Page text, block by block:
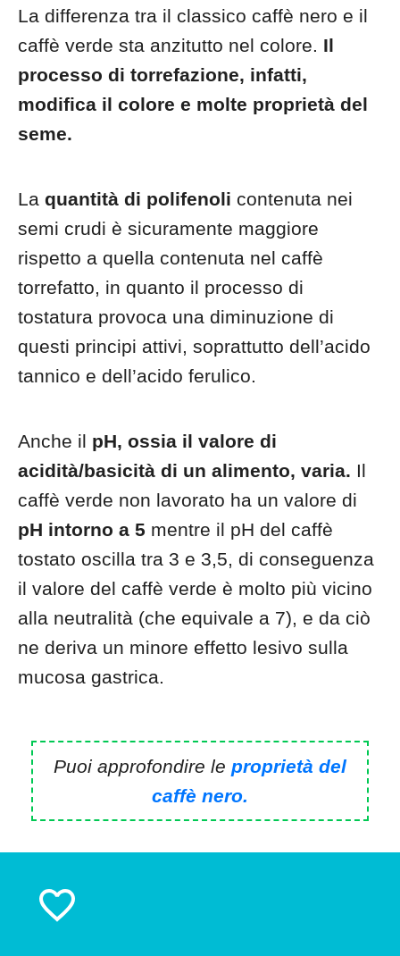
La differenza tra il classico caffè nero e il
caffè verde sta anzitutto nel colore. Il
processo di torrefazione, infatti,
modifica il colore e molte proprietà del
seme.
La quantità di polifenoli contenuta nei
semi crudi è sicuramente maggiore
rispetto a quella contenuta nel caffè
torrefatto, in quanto il processo di
tostatura provoca una diminuzione di
questi principi attivi, soprattutto dell’acido
tannico e dell’acido ferulico.
Anche il pH, ossia il valore di
acidità/basicità di un alimento, varia. Il
caffè verde non lavorato ha un valore di
pH intorno a 5 mentre il pH del caffè
tostato oscilla tra 3 e 3,5, di conseguenza
il valore del caffè verde è molto più vicino
alla neutralità (che equivale a 7), e da ciò
ne deriva un minore effetto lesivo sulla
mucosa gastrica.
Puoi approfondire le proprietà del
caffè nero.